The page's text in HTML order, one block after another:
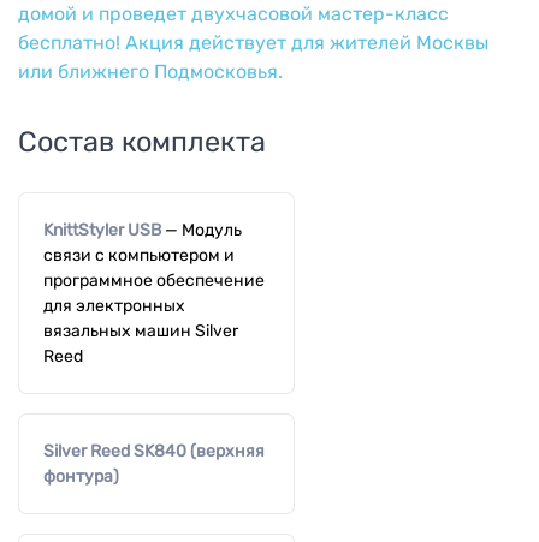
домой и проведет двухчасовой мастер-класс
бесплатно! Акция действует для жителей Москвы
или ближнего Подмосковья.
Состав комплекта
KnittStyler USB — Модуль
связи с компьютером и
программное обеспечение
для электронных
вязальных машин Silver
Reed
Silver Reed SK840 (верхняя
фонтура)